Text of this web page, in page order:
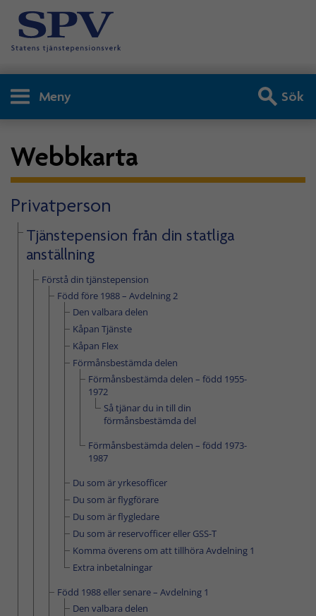
Meny Sök
Webbkarta
Privatperson
Tjänstepension från din statliga
anställning
Förstå din tjänstepension
Född före 1988 – Avdelning 2
Den valbara delen
Kåpan Tjänste
Kåpan Flex
Förmånsbestämda delen
Förmånsbestämda delen – född 1955-
1972
Så tjänar du in till din
förmånsbestämda del
Förmånsbestämda delen – född 1973-
1987
Du som är yrkes­officer
Du som är flygförare
Du som är flygledare
Du som är reservofficer eller GSS-T
Komma överens om att tillhöra Avdelning 1
Extra inbetalningar
Född 1988 eller senare – Avdelning 1
Den valbara delen